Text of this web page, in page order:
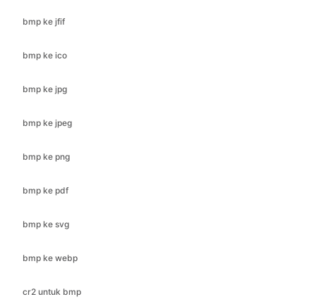
bmp ke jpg
bmp ke jpeg
bmp ke png
bmp ke pdf
bmp ke svg
bmp ke webp
cr2 untuk bmp
cr2 untuk jfif
cr2 untuk ico